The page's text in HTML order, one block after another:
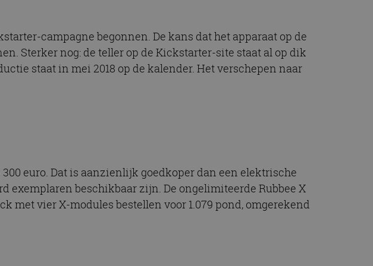
campagne begonnen. De kans dat het apparaat op de
Sterker nog: de teller op de Kickstarter-site staat al op dik
staat in mei 2018 op de kalender. Het verschepen naar
euro. Dat is aanzienlijk goedkoper dan een elektrische
exemplaren beschikbaar zijn. De ongelimiteerde Rubbee X
met vier X-modules bestellen voor 1.079 pond, omgerekend